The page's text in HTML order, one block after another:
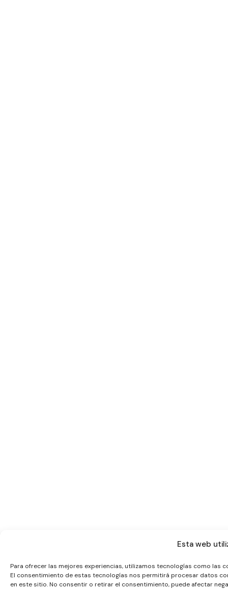
Esta web
Para ofrecer las mejores experiencias, utilizamos tecnologías como las
El consentimiento de estas tecnologías nos permitirá procesar datos
en este sitio. No consentir o retirar el consentimiento, puede afectar